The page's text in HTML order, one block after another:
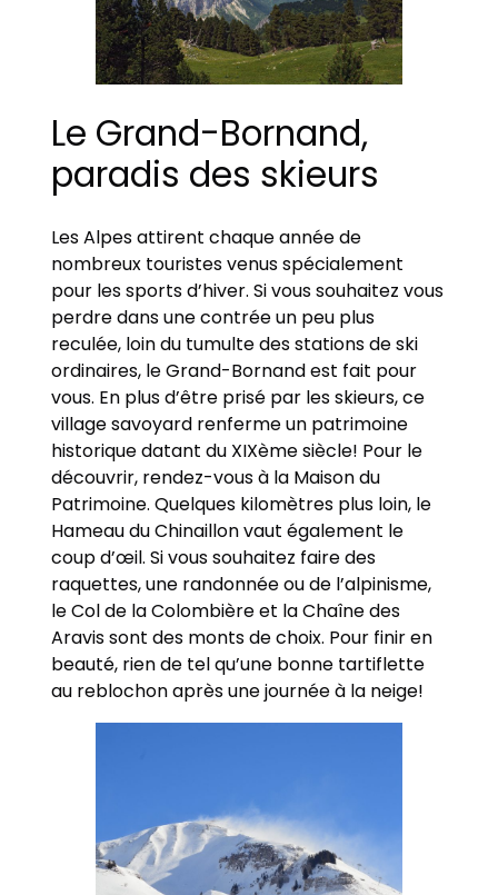
Le Grand-Bornand,
paradis des skieurs
Les Alpes attirent chaque année de
nombreux touristes venus spécialement
pour les sports d’hiver. Si vous souhaitez vous
perdre dans une contrée un peu plus
reculée, loin du tumulte des stations de ski
ordinaires, le Grand-Bornand est fait pour
vous. En plus d’être prisé par les skieurs, ce
village savoyard renferme un patrimoine
historique datant du XIXème siècle! Pour le
découvrir, rendez-vous à la Maison du
Patrimoine. Quelques kilomètres plus loin, le
Hameau du Chinaillon vaut également le
coup d’œil. Si vous souhaitez faire des
raquettes, une randonnée ou de l’alpinisme,
le Col de la Colombière et la Chaîne des
Aravis sont des monts de choix. Pour finir en
beauté, rien de tel qu’une bonne tartiflette
au reblochon après une journée à la neige!